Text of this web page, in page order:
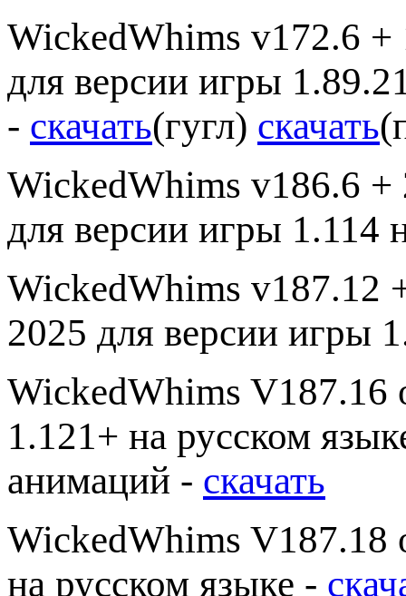
WickedWhims v172.6
для версии игры
- скачать(гугл) скачать
WickedWhims v186.6 +
для версии игры 1.114
WickedWhims v187.12
2025 для версии игры
WickedWhims V187.16
1.121+ на русском
анимаций - скачать
WickedWhims V187.18
на русском языке -